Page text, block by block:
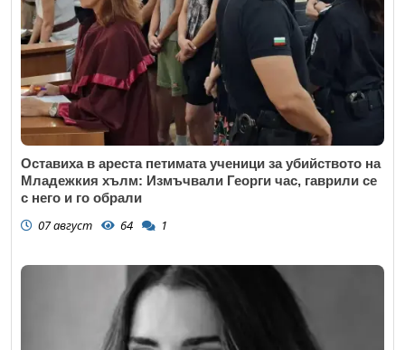
Оставиха в ареста петимата ученици за убийството на
Младежкия хълм: Измъчвали Георги час, гаврили се
с него и го обрали
07 август 64 1